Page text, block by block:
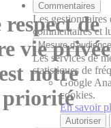
Commentaires
Les
commentaires et
Mesure d'audience
Les services de
statistiques de
Google
cookies.
En savoir
Autoriser
respect de
vie privée
notre
priorité